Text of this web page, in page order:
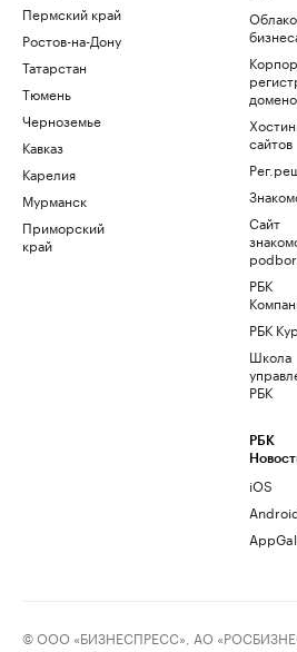
Пермский край
Ростов-на-Дону
Татарстан
Тюмень
Черноземье
Кавказ
Карелия
Мурманск
Приморский
край
сайтов
Сайт
РБК
РБК
Школа
РБК
РБК
iOS
© ООО «БИЗНЕСПРЕСС», АО